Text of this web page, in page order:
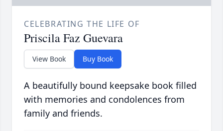
CELEBRATING THE LIFE OF
Priscila Faz Guevara
View Book Buy Book
A beautifully bound keepsake book filled
with memories and condolences from
family and friends.